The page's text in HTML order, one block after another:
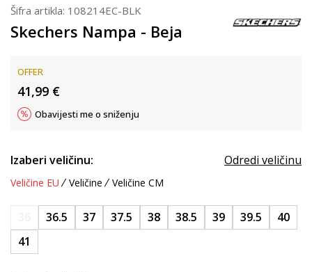
Šifra artikla: 108214EC-BLK
Skechers Nampa - Beja
OFFER
41,99 €
Obavijesti me o sniženju
Izaberi veličinu: Odredi veličinu
Veličine EU Veličine Veličine CM
36.5 37 37.5 38 38.5 39 39.5
40
41